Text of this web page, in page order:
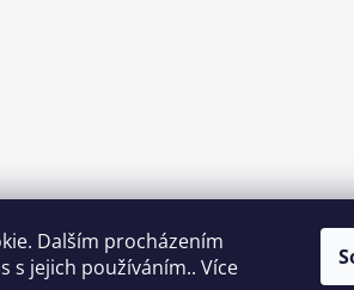
Dalším procházením
s jejich používáním.. Více